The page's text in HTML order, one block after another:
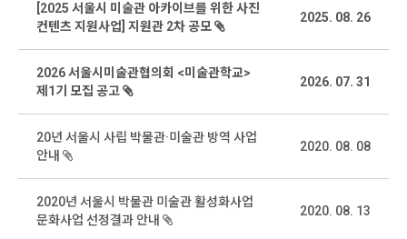
[2025 서울시 미술관 아카이브를 위한 사진
컨텐츠 지원사업] 지원관 2차 공모
2025. 08. 26
2026 서울시미술관협의회 <미술관학교>
제1기 모집 공고
2026. 07. 31
20년 서울시 사립 박물관·미술관 방역 사업
안내
2020. 08. 08
2020년 서울시 박물관 미술관 활성화사업
문화사업 선정결과 안내
2020. 08. 13